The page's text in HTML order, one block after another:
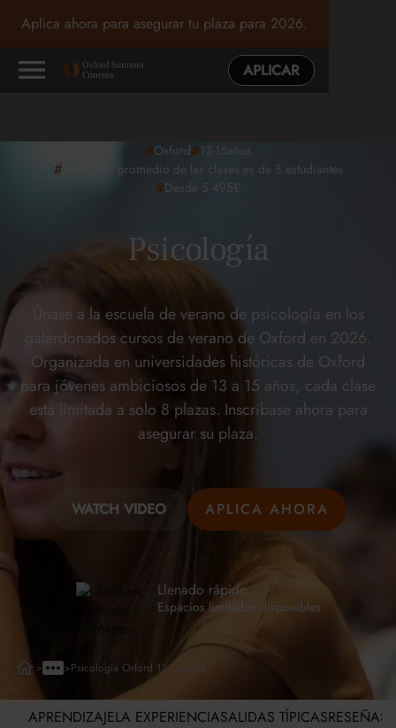
Aplica ahora para asegurar tu plaza para 2026.
APLICAR
#Oxford#13-15años
# El tamaño promedio de las clases es de 8 estudiantes
#Desde 5 495£
Psicología
Únase a la escuela de verano de psicología en los
galardonados cursos de verano de Oxford en 2026.
Organizada en universidades históricas de Oxford
para jóvenes ambiciosos de 13 a 15 años, cada clase
está limitada a solo 8 plazas. Inscríbase ahora para
asegurar su plaza.
WATCH VIDEO APLICA AHORA
Llenado rápido
Espacios limitados disponibles
> >Psicología Oxford 13-15 años
APRENDIZAJELA EXPERIENCIASALIDAS TÍPICASRESEÑAS